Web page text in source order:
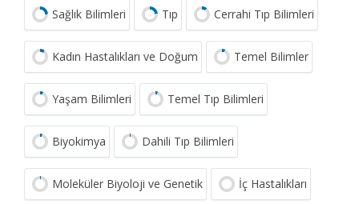
Sağlık Bilimleri Tıp Cerrahi Tıp Bilimleri
Kadın Hastalıkları ve Doğum Temel Bilimler
Yaşam Bilimleri Temel Tıp Bilimleri
Biyokimya Dahili Tıp Bilimleri
Moleküler Biyoloji ve Genetik İç Hastalıkları